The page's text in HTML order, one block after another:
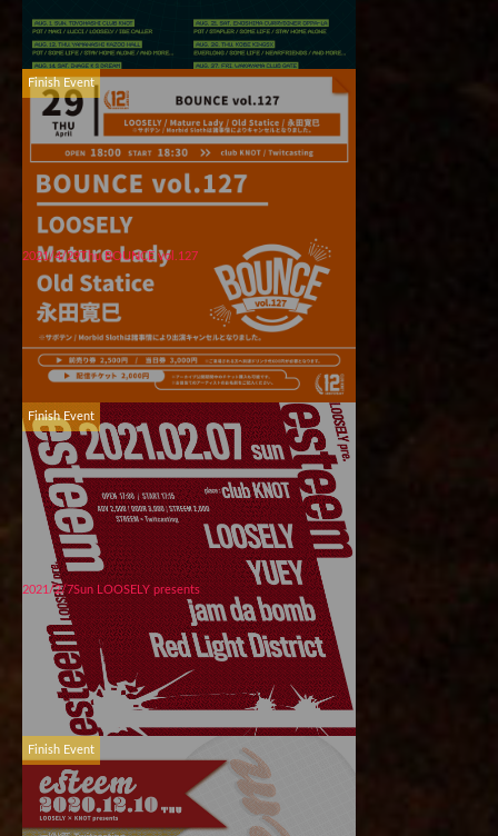
Finish Event
2021/4/29Thu BOUNCE vol.127
Finish Event
2021/2/7Sun LOOSELY presents
Finish Event